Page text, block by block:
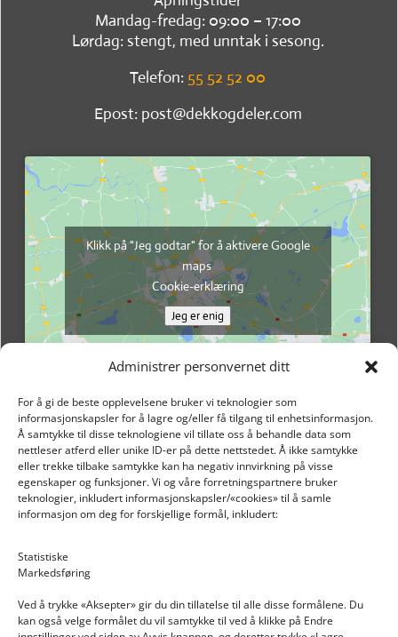
Administrer personvernet ditt
For å gi de beste opplevelsene bruker vi teknologier som
informasjonskapsler for å lagre og/eller få tilgang til enhetsinformasjon.
Å samtykke til disse teknologiene vil tillate oss å behandle data som
nettleser atferd eller unike ID-er på dette nettstedet. Å ikke samtykke
eller trekke tilbake samtykke kan ha negativ innvirkning på visse
egenskaper og funksjoner. Vi og våre forretningspartnere bruker
teknologier, inkludert informasjonskapsler/«cookies» til å samle
informasjon om deg for forskjellige formål, inkludert:
Statistiske
Markedsføring
Ved å trykke «Aksepter» gir du din tillatelse til alle disse formålene. Du
kan også velge formålet du vil samtykke til ved å klikke på Endre
Mandag-fredag: 09:00 – 17:00
Lørdag: stengt, med unntak i sesong.
Telefon: 55 52 52 00
Epost: post@dekkogdeler.com
Klikk på "Jeg godtar" for å aktivere Google
maps
Cookie-erklæring
Jeg er enig